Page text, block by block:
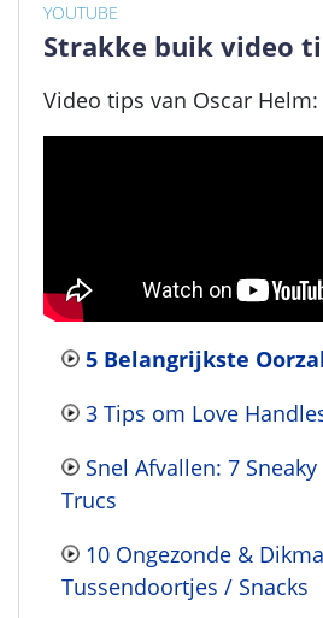
YOUTUBE
Strakke buik video
Video tips van Oscar Helm:
5 Belangrijkste
3 Tips om Love
Snel Afvallen: 7
Trucs
10 Ongezonde &
Tussendoortjes / Snacks